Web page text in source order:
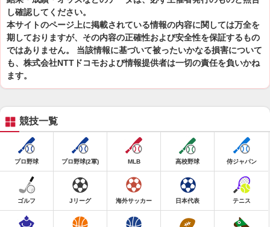
し確認してください。
本サイトのページ上に掲載されている情報の内容に関しては万全を
期しておりますが、その内容の正確性および安全性を保証するもの
ではありません。 当該情報に基づいて被ったいかなる損害について
も、株式会社NTTドコモおよび情報提供者は一切の責任を負いかね
ます。
競技一覧
プロ野球 プロ野球(2軍) MLB 高校野球 侍ジャパン
ゴルフ Jリーグ 海外サッカー 日本代表 テニス